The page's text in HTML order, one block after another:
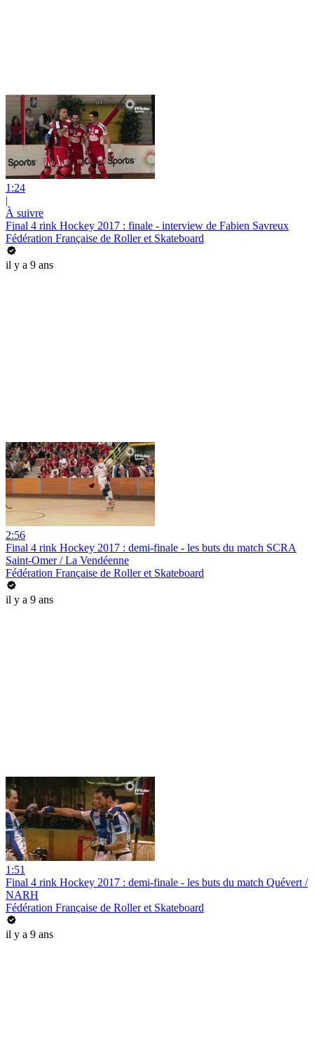
1:24
|
À suivre
Final 4 rink Hockey 2017 : finale - interview de Fabien Savreux
Fédération Française de Roller et Skateboard
il y a 9 ans
2:56
Final 4 rink Hockey 2017 : demi-finale - les buts du match SCRA
Saint-Omer / La Vendéenne
Fédération Française de Roller et Skateboard
il y a 9 ans
1:51
Final 4 rink Hockey 2017 : demi-finale - les buts du match Quévert /
NARH
Fédération Française de Roller et Skateboard
il y a 9 ans